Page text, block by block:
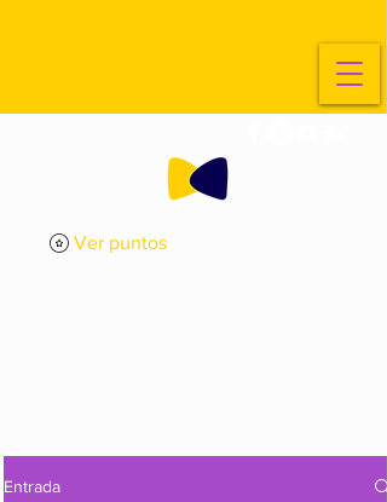
Ver puntos
Entrada